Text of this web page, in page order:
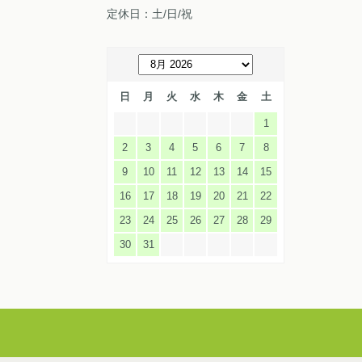
定休日：土/日/祝
日 月 火 水 木 金 土
1
2
3 4 5 6 7
8
9
10 11 12 13 14
15
16
17 18 19 20 21
22
23
24 25 26 27 28
29
30
31